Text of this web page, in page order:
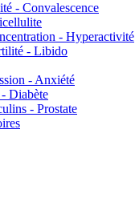
- Convalescence
- Hyperactivité
- Libido
- Anxiété
Diabète
- Prostate